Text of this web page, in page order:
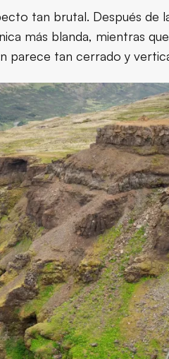
cerca
tan brutal. Después de
más blanda, mientras
parece tan cerrado y